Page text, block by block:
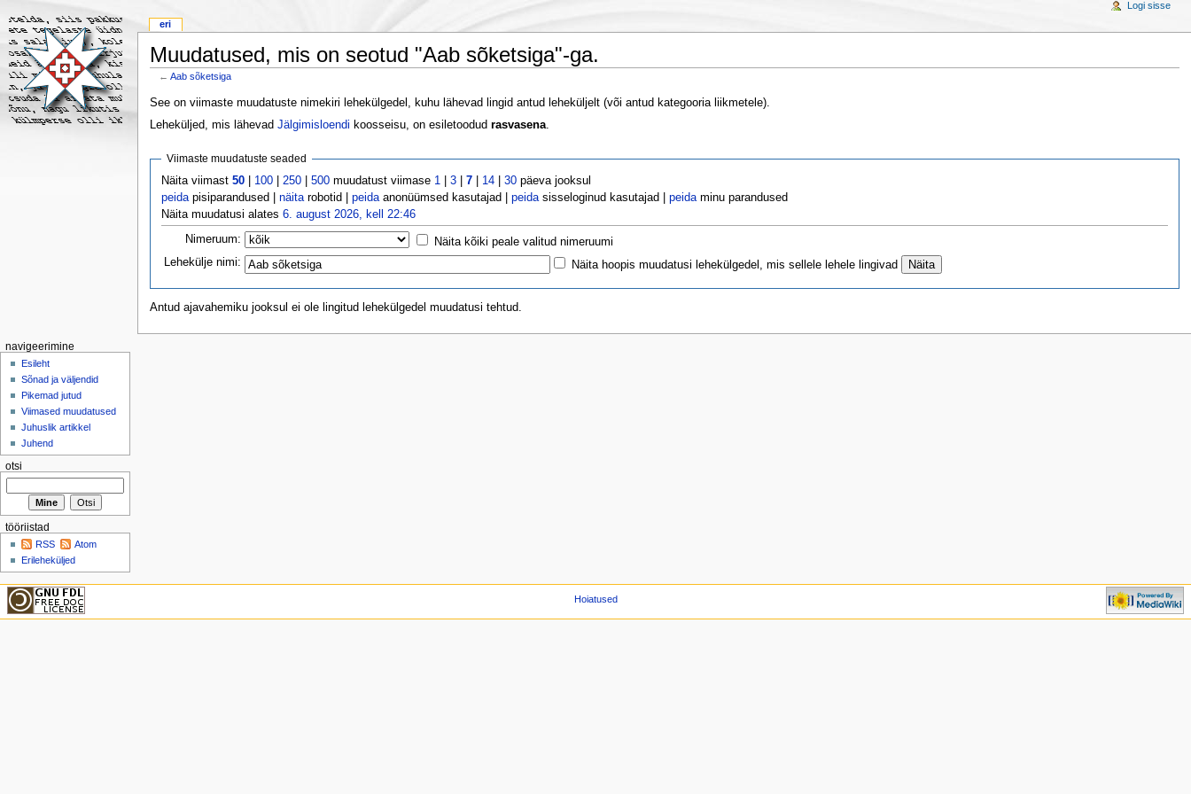
Muudatused, mis on seotud "Aab sõketsiga"-ga.
←Aab sõketsiga
See on viimaste muudatuste nimekiri lehekülgedel, kuhu lähevad lingid antud leheküljelt (või antud kategooria liikmetele).
Leheküljed, mis lähevad Jälgimisloendi koosseisu, on esiletoodud rasvasena.
Viimaste muudatuste seaded
Näita viimast50 100 |250 |500 muudatust viimase 1 |3 |7 14 |30 päeva jooksul
peidapisiparandused |näitarobotid |peidaanonüümsed kasutajad |peidasisseloginud kasutajad |peidaminu parandused
Näita muudatusi alates6. august 2026, kell 22:46
Nimeruum:
Näita kõiki peale valitud nimeruumi
Lehekülje nimi:
Näita hoopis muudatusi lehekülgedel, mis sellele lehele lingivad
Antud ajavahemiku jooksul ei ole lingitud lehekülgedel muudatusi tehtud.
eri
Logi sisse
navigeerimine
Esileht
Sõnad ja väljendid
Pikemad jutud
Viimased muudatused
Juhuslik artikkel
Juhend
otsi
tööriistad
RSS
Atom
Erileheküljed
Hoiatused